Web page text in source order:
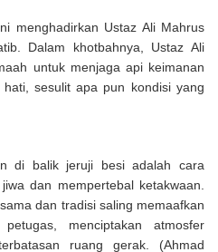
menghadirkan Ustaz Ali Mahrus
Dalam khotbahnya, Ustaz Ali
untuk menjaga api keimanan
sesulit apa pun kondisi yang
di balik jeruji besi adalah cara
dan mempertebal ketakwaan.
dan tradisi saling memaafkan
menciptakan atmosfer
ruang gerak. (Ahmad